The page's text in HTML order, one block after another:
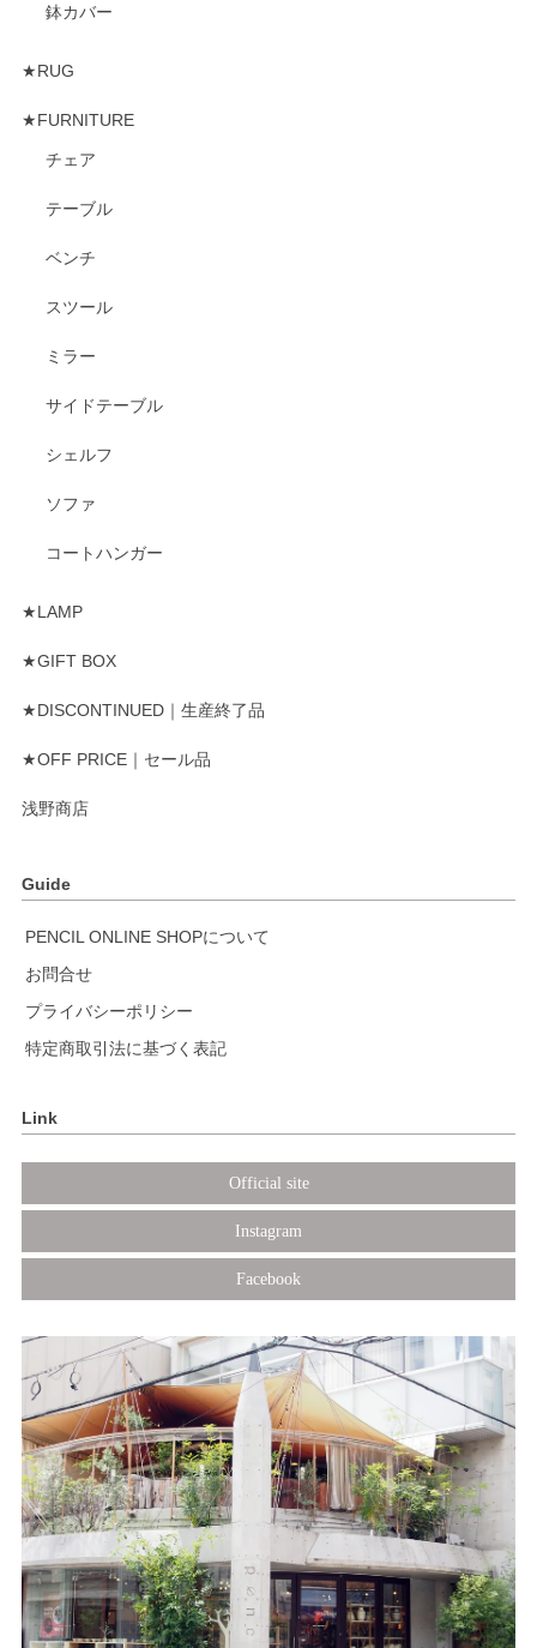
鉢カバー
★RUG
★FURNITURE
チェア
テーブル
ベンチ
スツール
ミラー
サイドテーブル
シェルフ
ソファ
コートハンガー
★LAMP
★GIFT BOX
★DISCONTINUED｜生産終了品
★OFF PRICE｜セール品
浅野商店
Guide
PENCIL ONLINE SHOPについて
お問合せ
プライバシーポリシー
特定商取引法に基づく表記
Link
Official site
Instagram
Facebook